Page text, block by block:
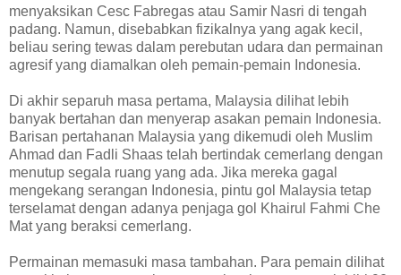
menyaksikan Cesc Fabregas atau Samir Nasri di tengah
padang. Namun, disebabkan fizikalnya yang agak kecil,
beliau sering tewas dalam perebutan udara dan permainan
agresif yang diamalkan oleh pemain-pemain Indonesia.
Di akhir separuh masa pertama, Malaysia dilihat lebih
banyak bertahan dan menyerap asakan pemain Indonesia.
Barisan pertahanan Malaysia yang dikemudi oleh Muslim
Ahmad dan Fadli Shaas telah bertindak cemerlang dengan
menutup segala ruang yang ada. Jika mereka gagal
mengekang serangan Indonesia, pintu gol Malaysia tetap
terselamat dengan adanya penjaga gol Khairul Fahmi Che
Mat yang beraksi cemerlang.
Permainan memasuki masa tambahan. Para pemain dilihat